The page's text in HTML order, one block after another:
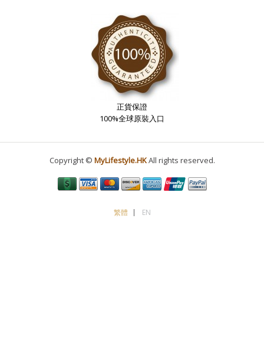
正貨保證
100%全球原裝入口
Copyright © MyLifestyle.HKAll rights reserved.
繁體 EN